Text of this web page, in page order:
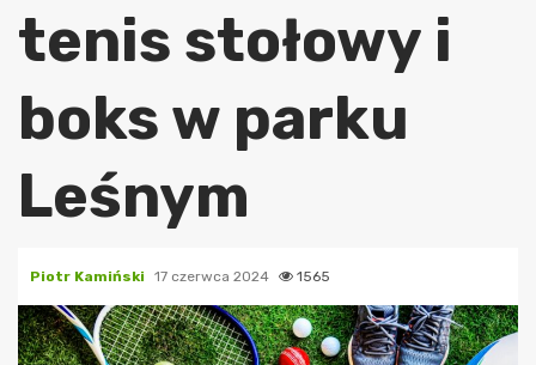
tenis stołowy i
boks w parku
Leśnym
Piotr Kamiński 17 czerwca 2024 1565